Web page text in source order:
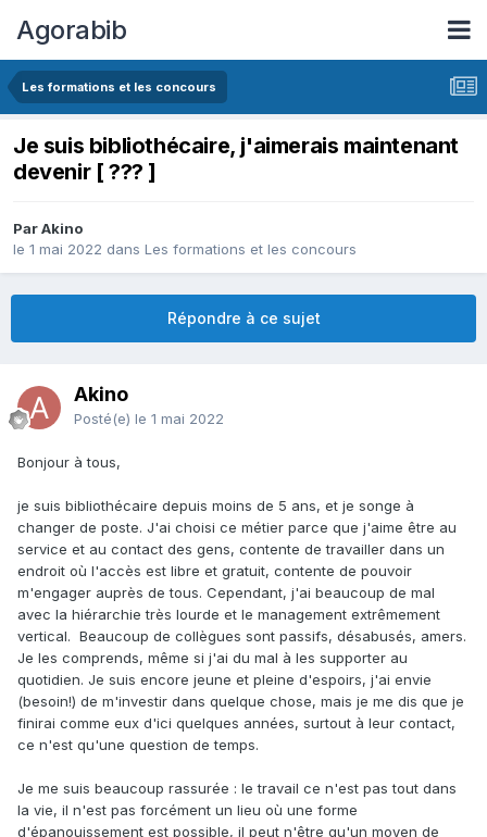
Agorabib
Les formations et les concours
Je suis bibliothécaire, j'aimerais maintenant
devenir [ ??? ]
Par Akino
le 1 mai 2022 dans Les formations et les concours
Répondre à ce sujet
Akino
Posté(e) le 1 mai 2022
Bonjour à tous,
je suis bibliothécaire depuis moins de 5 ans, et je songe à
changer de poste. J'ai choisi ce métier parce que j'aime être au
service et au contact des gens, contente de travailler dans un
endroit où l'accès est libre et gratuit, contente de pouvoir
m'engager auprès de tous. Cependant, j'ai beaucoup de mal
avec la hiérarchie très lourde et le management extrêmement
vertical. Beaucoup de collègues sont passifs, désabusés, amers.
Je les comprends, même si j'ai du mal à les supporter au
quotidien. Je suis encore jeune et pleine d'espoirs, j'ai envie
(besoin!) de m'investir dans quelque chose, mais je me dis que je
finirai comme eux d'ici quelques années, surtout à leur contact,
ce n'est qu'une question de temps.
Je me suis beaucoup rassurée : le travail ce n'est pas tout dans
la vie, il n'est pas forcément un lieu où une forme
d'épanouissement est possible, il peut n'être qu'un moyen de